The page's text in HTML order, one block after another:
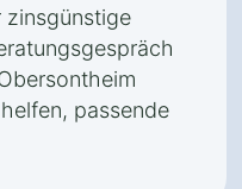
zinsgünstige
passende